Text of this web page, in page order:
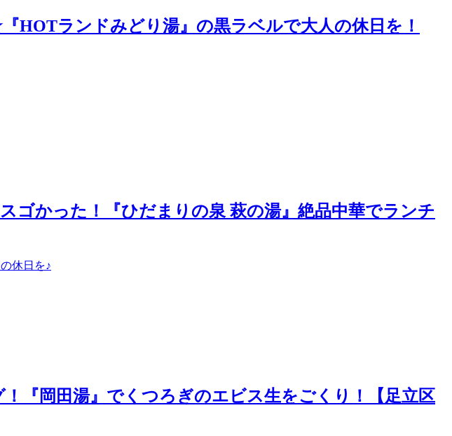
HOTランドみどり湯』の黒ラベルで大人の休日を！
ゴかった！『ひだまりの泉 萩の湯』絶品中華でランチ
休日を♪
『岡田湯』でくつろぎのエビス生をごくり！【足立区